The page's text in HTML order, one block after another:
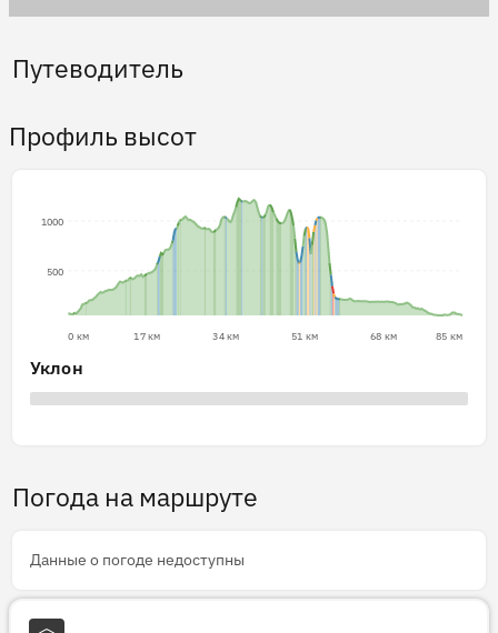
Путеводитель
Профиль высот
500
1000
0 км 17 км 34 км 51 км 68 км 85 км
Уклон
Погода на маршруте
Данные о погоде недоступны